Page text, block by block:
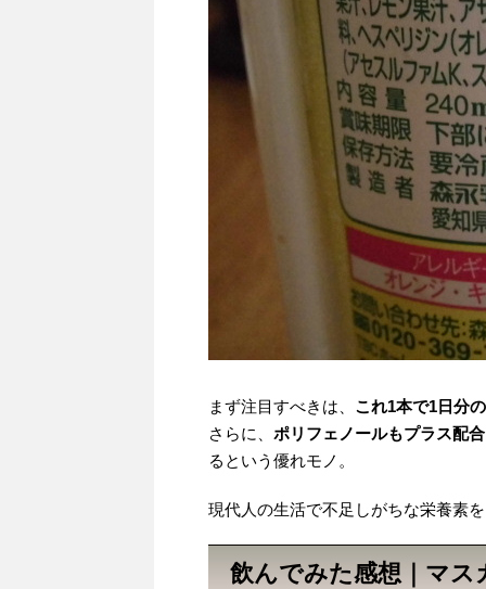
まず注目すべきは、 これ1本で1日分
さらに、 ポリフェノールもプラス配合
るという優れモノ。
現代人の生活で不足しがちな栄養素
飲んでみた感想｜マ